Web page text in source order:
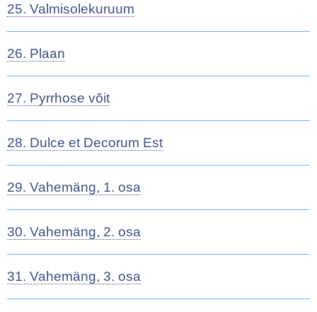
25. Valmisolekuruum
26. Plaan
27. Pyrrhose võit
28. Dulce et Decorum Est
29. Vahemäng, 1. osa
30. Vahemäng, 2. osa
31. Vahemäng, 3. osa